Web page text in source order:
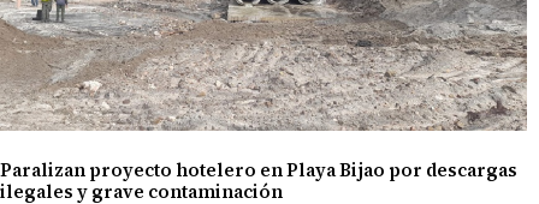
Paralizan proyecto hotelero en Playa Bijao por descargas
ilegales y grave contaminación